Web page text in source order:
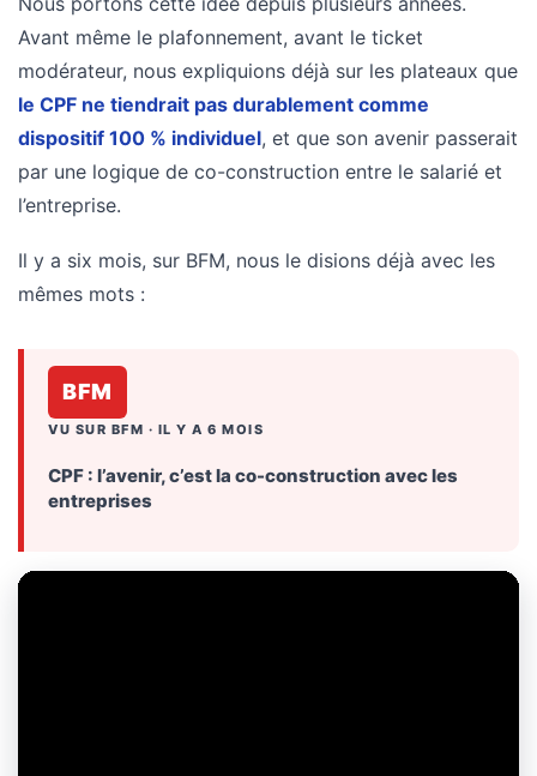
Avant même le plafonnement, avant le ticket
modérateur, nous expliquions déjà sur les plateaux que
le CPF ne tiendrait pas durablement comme
dispositif 100 % individuel, et que son avenir passerait
par une logique de co-construction entre le salarié et
l’entreprise.
Il y a six mois, sur BFM, nous le disions déjà avec les
mêmes mots :
BFM
VU SUR BFM · IL Y A 6 MOIS
CPF : l’avenir, c’est la co-construction avec les
entreprises